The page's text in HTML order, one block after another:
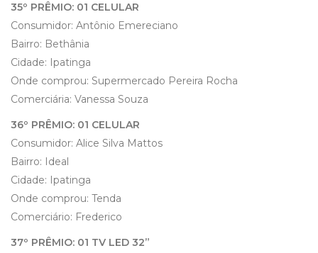
35º PRÊMIO: 01 CELULAR
Consumidor: Antônio Emereciano
Bairro: Bethânia
Cidade: Ipatinga
Onde comprou: Supermercado Pereira Rocha
Comerciária: Vanessa Souza
36º PRÊMIO: 01 CELULAR
Consumidor: Alice Silva Mattos
Bairro: Ideal
Cidade: Ipatinga
Onde comprou: Tenda
Comerciário: Frederico
37º PRÊMIO: 01 TV LED 32”